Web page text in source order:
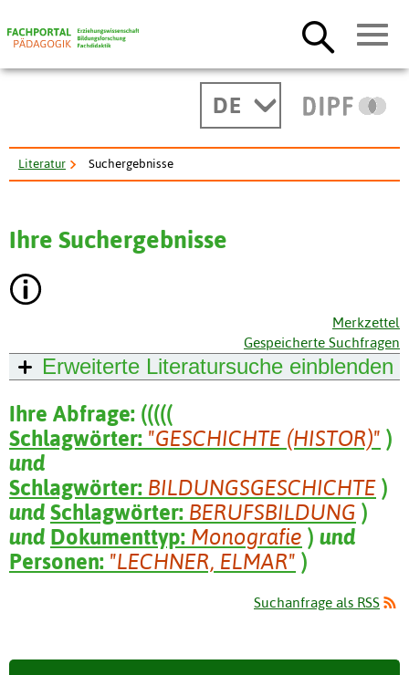
DE
Literatur Suchergebnisse
Ihre Suchergebnisse
Merkzettel
Gespeicherte Suchfragen
Erweiterte Literatursuche einblenden
Ihre Abfrage: (((((
Schlagwörter: "GESCHICHTE (HISTOR)" )
und
Schlagwörter: BILDUNGSGESCHICHTE )
und Schlagwörter: BERUFSBILDUNG )
und Dokumenttyp: Monografie ) und
Personen: "LECHNER, ELMAR" )
Suchanfrage als RSS